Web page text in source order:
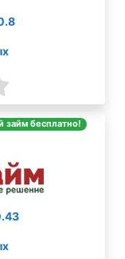
займ бесплатно!